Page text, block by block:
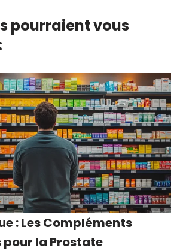
pourraient vous
: Les Compléments
la Prostate